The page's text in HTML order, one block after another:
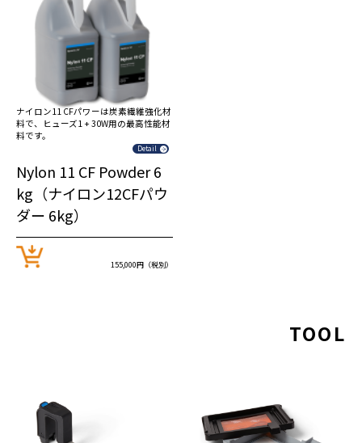
ナイロン11 CFパワーは炭素繊維強化材
料で、ヒューズ1 + 30W用の最高性能材
料です。
Detail
Nylon 11 CF Powder 6
kg（ナイロン12CFパウ
ダー 6kg）
155,000円（税別）
TOOL